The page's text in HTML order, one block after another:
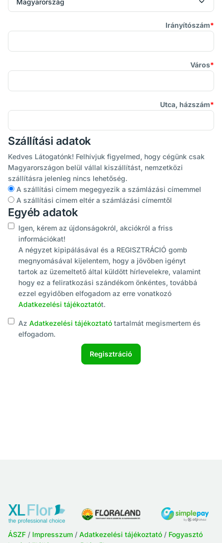
Irányítószám
Város
Utca, házszám
Szállítási adatok
Kedves Látogatónk! Felhívjuk figyelmed, hogy cégünk csak
Magyarországon belül vállal kiszállítást, nemzetközi
szállításra jelenleg nincs lehetőség.
A szállítási címem megegyezik a számlázási címemmel
A szállítási címem eltér a számlázási címemtől
Egyéb adatok
Igen, kérem az újdonságokról, akciókról a friss
információkat!
A négyzet kipipálásával és a REGISZTRÁCIÓ gomb
megnyomásával kijelentem, hogy a jövőben igényt
tartok az üzemeltető által küldött hírlevelekre, valamint
hogy ez a feliratkozási szándékom önkéntes, továbbá
ezzel egyidőben elfogadom az erre vonatkozó
Adatkezelési tájékoztatót.
Az Adatkezelési tájékoztató tartalmát megismertem és
elfogadom.
ÁSZF / Impresszum / Adatkezelési tájékoztató / Fogyasztó